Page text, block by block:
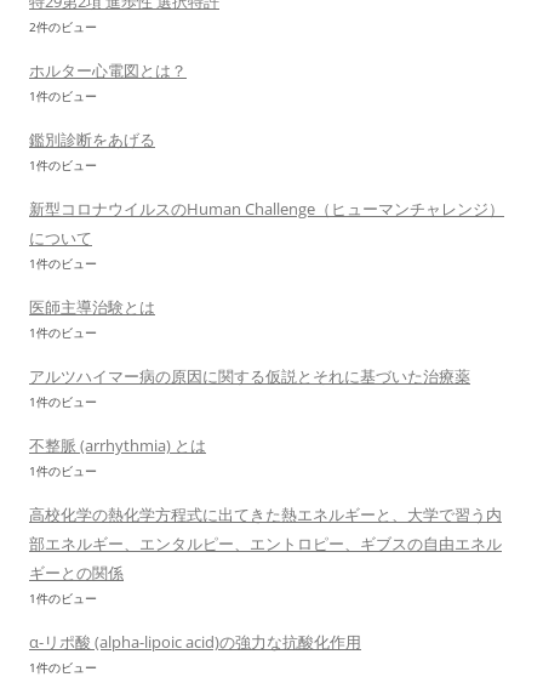
2件のビュー
ホルター心電図とは？
1件のビュー
鑑別診断をあげる
1件のビュー
新型コロナウイルスのHuman Challenge（ヒューマンチャレンジ）
について
1件のビュー
医師主導治験とは
1件のビュー
アルツハイマー病の原因に関する仮説とそれに基づいた治療薬
1件のビュー
不整脈 (arrhythmia) とは
1件のビュー
高校化学の熱化学方程式に出てきた熱エネルギーと、大学で習う内
部エネルギー、エンタルピー、エントロピー、ギブスの自由エネル
ギーとの関係
1件のビュー
α-リポ酸 (alpha-lipoic acid)の強力な抗酸化作用
1件のビュー